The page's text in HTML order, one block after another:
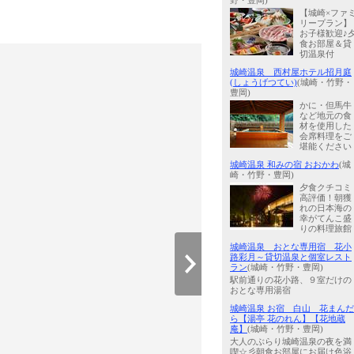
【城崎×ファ
リープラン】
お子様歓迎♪
食お部屋＆貸
切温泉付
城崎温泉 西村屋ホテル招月庭
(しょうげつてい)(城崎・竹野・
豊岡)
かに・但馬牛
など地元の食
材を使用した
会席料理をご
堪能ください
城崎温泉 和みの宿 おおかわ(城
崎・竹野・豊岡)
夕食クチコミ
高評価！朝獲
れの日本海の
幸がてんこ盛
りの料理旅館
城崎温泉 おとな専用宿 花小
路彩月～貸切温泉と個室レスト
ラン(城崎・竹野・豊岡)
駅前通りの花小路、９室だけの
おとな専用湯宿
城崎温泉 お宿 白山 花まんだ
ら【湯亭 花のれん】【花地蔵
庵】 (城崎・竹野・豊岡)
大人のぶらり城崎温泉の夜を満
喫☆彡朝食お部屋にお届け色浴